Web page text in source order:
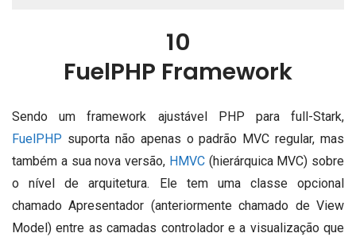
10
FuelPHP Framework
Sendo um framework ajustável PHP para full-Stark,
FuelPHP suporta não apenas o padrão MVC regular, mas
também a sua nova versão, HMVC(hierárquica MVC) sobre
o nível de arquitetura.
Ele tem uma classe opcional
chamado Apresentador (anteriormente chamado de View
Model) entre as camadas controlador e a visualização que